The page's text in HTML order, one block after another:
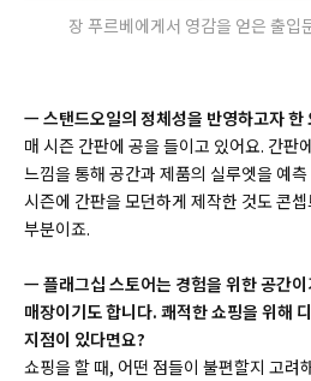
장 푸르베에게서 영감을 얻은 출
ㅡ 스탠드오일의 정체성을 반영하고자
매 시즌 간판에 공을 들이고 있어요. 간판
느낌을 통해 공간과 제품의 실루엣을 예
시즌에 간판을 모던하게 제작한 것도 콘
부분이죠.
ㅡ 플래그십 스토어는 경험을 위한 공간
매장이기도 합니다. 쾌적한 쇼핑을 위해
지점이 있다면요?
쇼핑을 할 때, 어떤 점들이 불편할지 고려